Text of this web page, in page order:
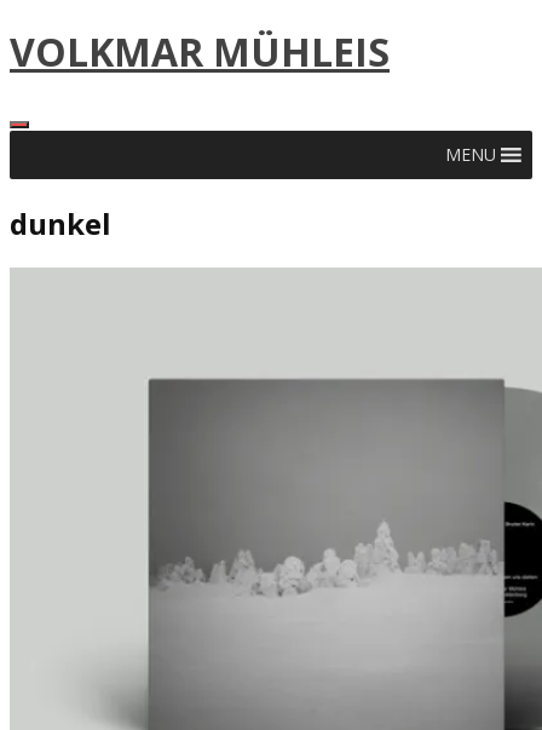
Skip
to
VOLKMAR MÜHLEIS
MENU
dunkel